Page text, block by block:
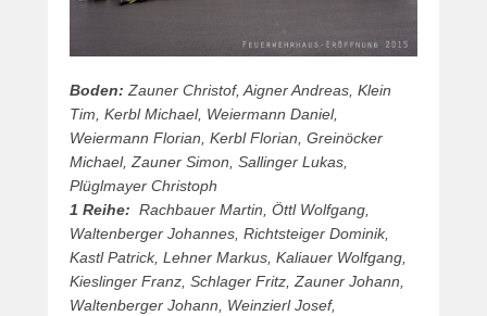
d
T
h
a
l
h
a
m
m
e
r
Boden: Zauner Christof, Aigner Andreas, Klein
Tim, Kerbl Michael, Weiermann Daniel,
Weiermann Florian, Kerbl Florian, Greinöcker
Michael, Zauner Simon, Sallinger Lukas,
Plüglmayer Christoph
1 Reihe: Rachbauer Martin, Öttl Wolfgang,
Waltenberger Johannes, Richtsteiger Dominik,
Kastl Patrick, Lehner Markus, Kaliauer Wolfgang,
Kieslinger Franz, Schlager Fritz, Zauner Johann,
Waltenberger Johann, Weinzierl Josef,